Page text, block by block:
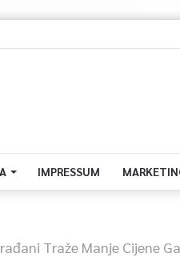
IMPRESSUM
Traže Manje Cijene